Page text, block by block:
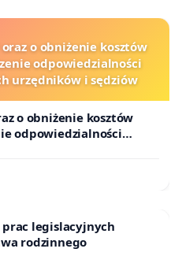
o obniżenie kosztów
odpowiedzialności
urzędników i sędziów
o obniżenie kosztów
odpowiedzialności
i sędziów
legislacyjnych
rodzinnego